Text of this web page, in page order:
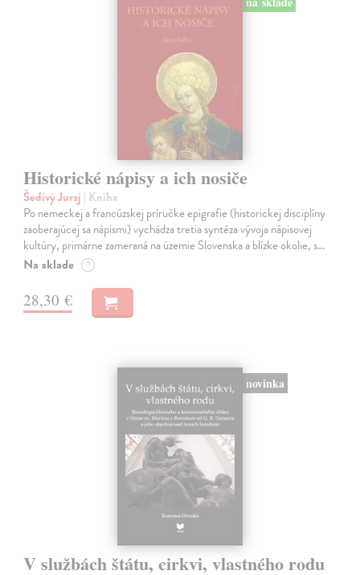
Historické nápisy a ich nosiče
Šedivý Juraj | Kniha
Po nemeckej a francúzskej príručke epigrafie (historickej disciplíny
zaoberajúcej sa nápismi) vychádza tretia syntéza vývoja nápisovej
kultúry, primárne zameraná na územie Slovenska a blízke okolie, s…
Na sklade ?
28,30 €
novinka
V službách štátu, cirkvi, vlastného rodu